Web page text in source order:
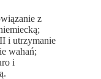
z
i utrzymanie
wahań;
i